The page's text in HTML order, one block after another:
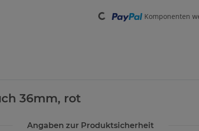
Loading... Komponenten
36mm, rot
Angaben zur Produktsicherheit